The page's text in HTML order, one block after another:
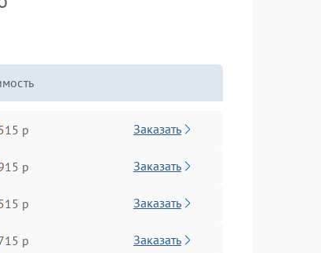
р Заказать
р Заказать
р Заказать
р Заказать